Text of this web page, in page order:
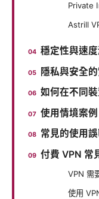
Private
Astrill
穩定性與速
隱私與安全
如何在不同
使用情境案例
常見的使用
付費 VPN 常
VPN 需
使用